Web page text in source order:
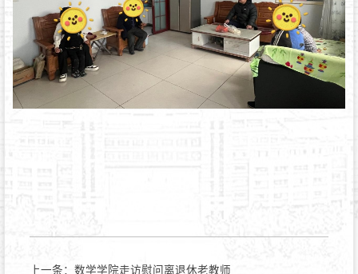
上一条： 数学学院走访慰问离退休老教师